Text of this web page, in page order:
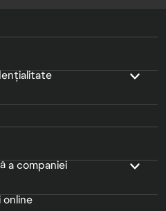
a companiei
online